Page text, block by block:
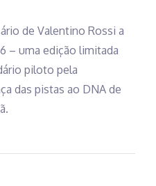
de Valentino Rossi a
– uma edição limitada
piloto pela
das pistas ao DNA de